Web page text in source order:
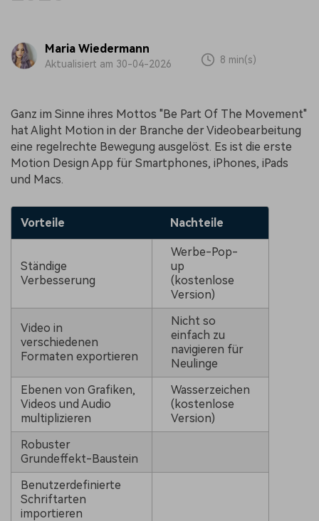
Maria Wiedermann
Aktualisiert am 30-04-2026 8 min(s)
Ganz im Sinne ihres Mottos "Be Part Of The Movement"
hat Alight Motion in der Branche der Videobearbeitung
eine regelrechte Bewegung ausgelöst. Es ist die erste
Motion Design App für Smartphones, iPhones, iPads
und Macs.
Vorteile Nachteile
Ständige
Verbesserung
Werbe-Pop-
up
(kostenlose
Version)
Video in
verschiedenen
Formaten exportieren
Nicht so
einfach zu
navigieren für
Neulinge
Ebenen von Grafiken,
Videos und Audio
multiplizieren
Wasserzeichen
(kostenlose
Version)
Robuster
Grundeffekt-Baustein
Benutzerdefinierte
Schriftarten
importieren